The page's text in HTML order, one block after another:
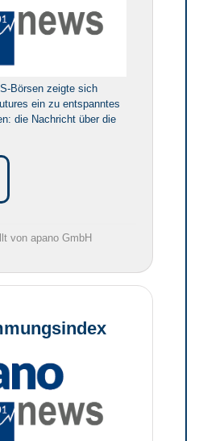
Börsen zeigte sich
ein zu entspanntes
die Nachricht über die
von apano GmbH